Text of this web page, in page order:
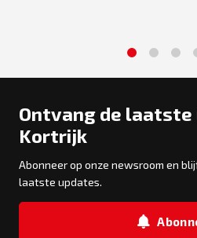
Ontvang de
Kortrijk
Abonneer op onze newsroom en
laatste updates.